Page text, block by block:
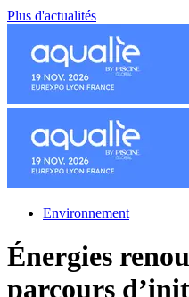
Plus d'actualités
Environnement
Énergies
parcours